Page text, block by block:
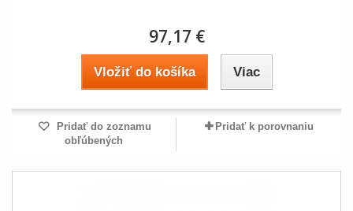
97,17 €
Vložiť do košíka Viac
Pridať do zoznamu
obľúbených
Pridať k porovnaniu